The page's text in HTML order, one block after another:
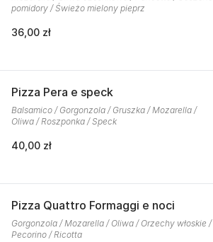
pomidory / Świeżo mielony pieprz
36,00 zł
Pizza Pera e speck
Balsamico / Gorgonzola / Gruszka / Mozarella /
Oliwa / Roszponka / Speck
40,00 zł
Pizza Quattro Formaggi e noci
Gorgonzola / Mozarella / Oliwa / Orzechy włoskie /
Pecorino / Ricotta